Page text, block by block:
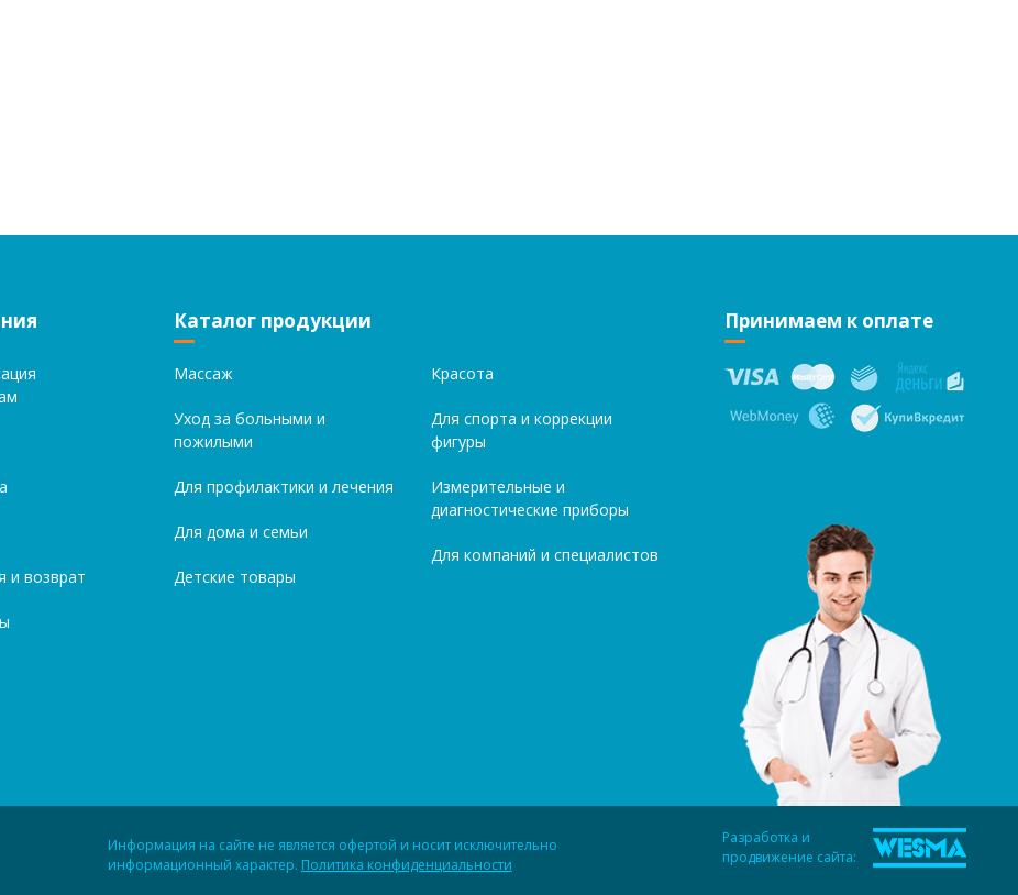
и возврат
Каталог продукции
Массаж
Уход за больными и
пожилыми
Для профилактики и лечения
Для дома и семьи
Детские товары
Красота
Для спорта и коррекции
фигуры
Измерительные и
диагностические приборы
Для компаний и специалистов
Принимаем к оплате
Информация на сайте не является офертой и носит исключительно
информационный характер. Политика конфиденциальности
Разработка и
продвижение сайта: